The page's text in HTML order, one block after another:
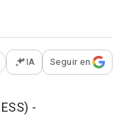
opciones para
IA Seguir en
-